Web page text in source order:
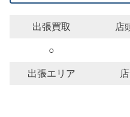
出張買取 店
○
出張エリア